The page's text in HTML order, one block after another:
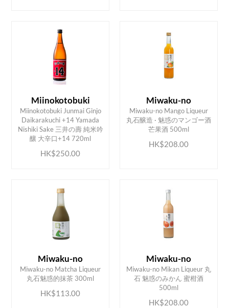
Miinokotobuki
Miinokotobuki Junmai Ginjo
Daikarakuchi +14 Yamada
Nishiki Sake 三井の壽 純米吟
釀 大辛口+14 720ml
HK$250.00
ADD TO CART
Miwaku-no
Miwaku-no Mango Liqueur
丸石醸造 · 魅惑のマンゴー酒
芒果酒 500ml
HK$208.00
ADD TO CART
Miwaku-no
Miwaku-no Matcha Liqueur
丸石魅惑的抹茶 300ml
HK$113.00
ADD TO CART
Miwaku-no
Miwaku-no Mikan Liqueur 丸
石 魅惑のみかん 蜜柑酒
500ml
HK$208.00
ADD TO CART